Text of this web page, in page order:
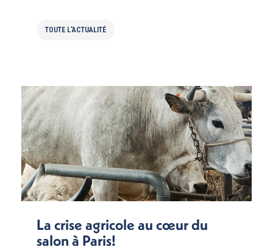
TOUTE L'ACTUALITÉ
La crise agricole au cœur du
salon à Paris!